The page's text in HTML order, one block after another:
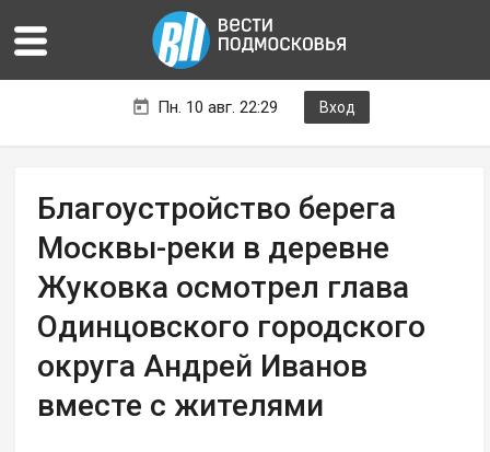
Пн. 10 авг. 22:29 Вход
Благоустройство берега
Москвы-реки в деревне
Жуковка осмотрел глава
Одинцовского городского
округа Андрей Иванов
вместе с жителями